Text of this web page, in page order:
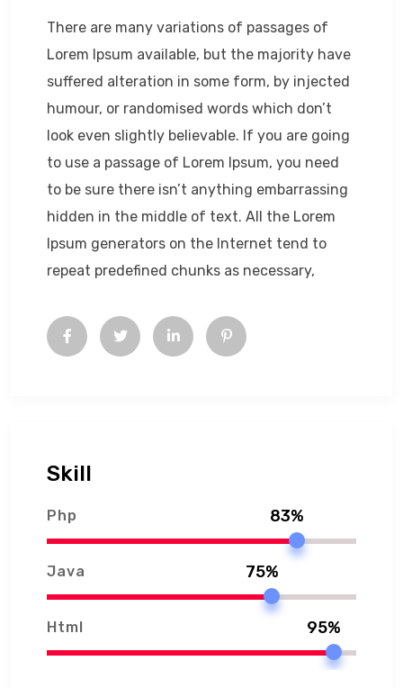
There are many variations of passages of
Lorem Ipsum available, but the majority have
suffered alteration in some form, by injected
humour, or randomised words which don’t
look even slightly believable. If you are going
to use a passage of Lorem Ipsum, you need
to be sure there isn’t anything embarrassing
hidden in the middle of text. All the Lorem
Ipsum generators on the Internet tend to
repeat predefined chunks as necessary,
Skill
Php 83%
Java 75%
Html 95%